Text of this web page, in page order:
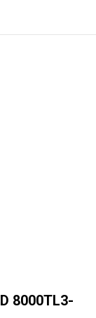
8000TL3-